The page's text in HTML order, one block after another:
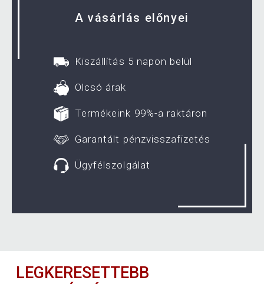
A vásárlás előnyei
Kiszállítás 5 napon belül
Olcsó árak
Termékeink 99%-a raktáron
Garantált pénzvisszafizetés
Ügyfélszolgálat
LEGKERESETTEBB